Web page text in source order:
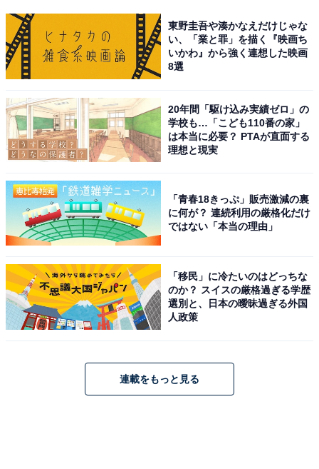
こちらもおすすめ
好き＆行ってみたい「千葉県・茨城県の海の
えた1位は？【2025年調査】
1 2
東野圭吾や湊かなえだけじゃな
い、「業と罪」を描く『映画ち
いかわ』から強く連想した映画
8選
20年間「駆け込み実績ゼロ」の
学校も…「こども110番の家」
は本当に必要？ PTAが直面する
理想と現実
「青春18きっぷ」販売激減の裏
に何が？ 連続利用の厳格化だけ
ではない「本当の理由」
「移民」に冷たいのはどっちな
のか？ スイスの厳格過ぎる学歴
選別と、日本の曖昧過ぎる外国
人政策
連載をもっと見る